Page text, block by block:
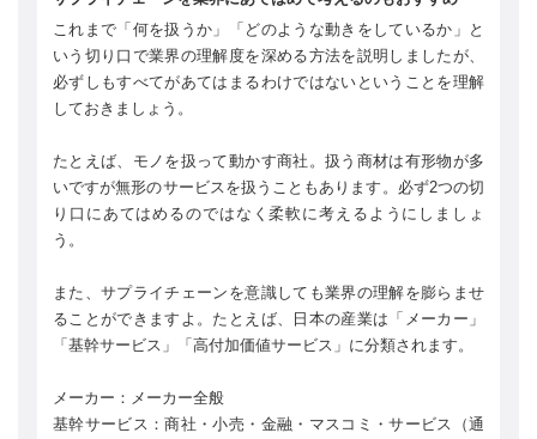
これまで「何を扱うか」「どのような動きをしているか」と
いう切り口で業界の理解度を深める方法を説明しましたが、
必ずしもすべてがあてはまるわけではないということを理解
しておきましょう。
たとえば、モノを扱って動かす商社。扱う商材は有形物が多
いですが無形のサービスを扱うこともあります。必ず2つの切
り口にあてはめるのではなく柔軟に考えるようにしましょ
う。
また、サプライチェーンを意識しても業界の理解を膨らませ
ることができますよ。たとえば、日本の産業は「メーカー」
「基幹サービス」「高付加価値サービス」に分類されます。
メーカー：メーカー全般
基幹サービス：商社・小売・金融・マスコミ・サービス（通